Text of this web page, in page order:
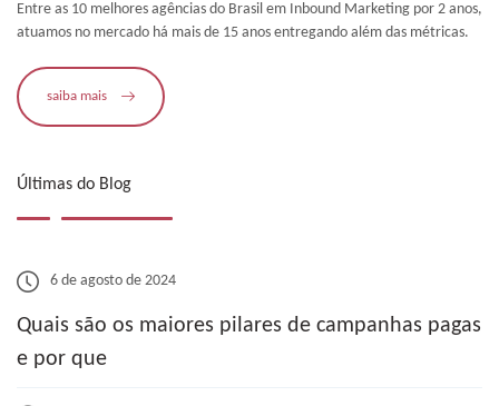
Entre as 10 melhores agências do Brasil em Inbound Marketing por 2 anos,
atuamos no mercado há mais de 15 anos entregando além das métricas.
saiba mais
Últimas do Blog
6 de agosto de 2024
Quais são os maiores pilares de campanhas pagas
e por que